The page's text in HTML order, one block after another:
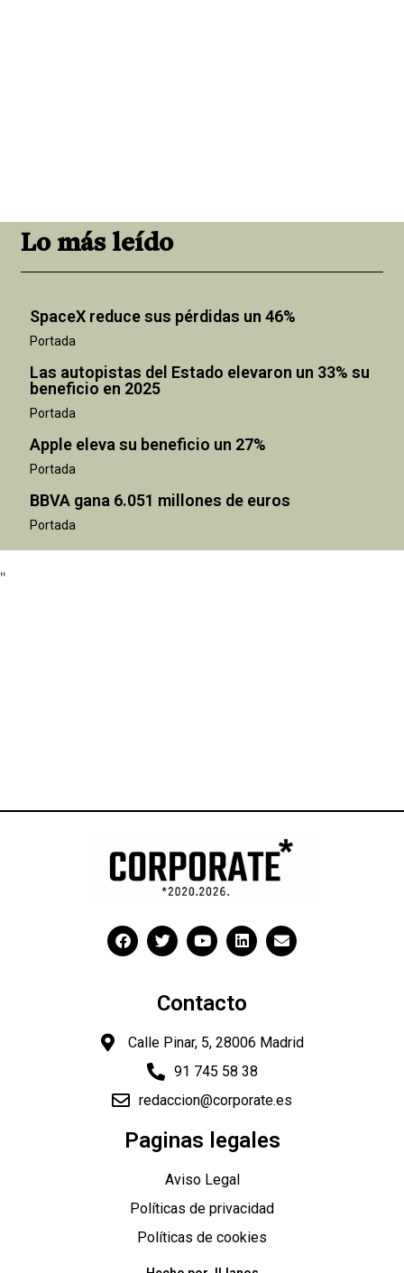
Lo más leído
SpaceX reduce sus pérdidas un 46%
Portada
Las autopistas del Estado elevaron un 33% su
beneficio en 2025
Portada
Apple eleva su beneficio un 27%
Portada
BBVA gana 6.051 millones de euros
Portada
"
Contacto
Calle Pinar, 5, 28006 Madrid
91 745 58 38
redaccion@corporate.es
Paginas legales
Aviso Legal
Políticas de privacidad
Políticas de cookies